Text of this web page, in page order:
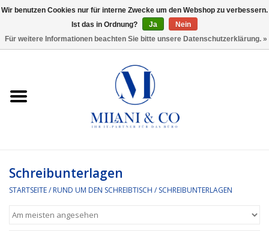
Bürobedarf
Ordnen und Registrieren
Rund um den Schreibtisch
Schreibunterlagen
STARTSEITE/ RUND UM DEN SCHREIBTISCH / SCHREIBUNTERLAGEN
Wir benutzen Cookies nur für interne Zwecke um den Webshop zu verbessern.
Ist das in Ordnung?
Ja
Nein
Für weitere Informationen beachten Sie bitte unsere Datenschutzerklärung. »